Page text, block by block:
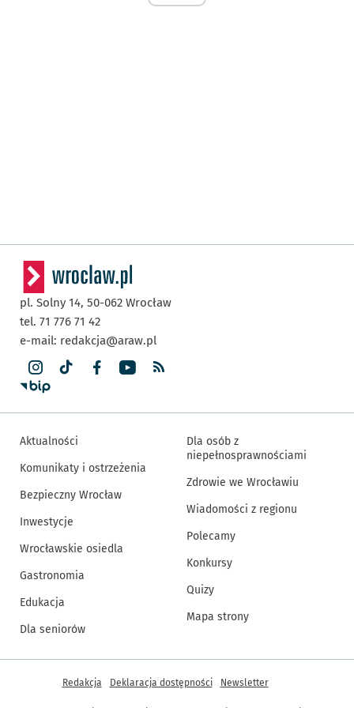
pl. Solny 14, 50-062 Wrocław
tel. 71 776 71 42
e-mail: redakcja@araw.pl
Aktualności
Komunikaty i ostrzeżenia
Bezpieczny Wrocław
Inwestycje
Wrocławskie osiedla
Gastronomia
Edukacja
Dla seniorów
Dla osób z
niepełnosprawnościami
Zdrowie we Wrocławiu
Wiadomości z regionu
Polecamy
Konkursy
Quizy
Mapa strony
Inne informacje
Redakcja Deklaracja dostępności Newsletter